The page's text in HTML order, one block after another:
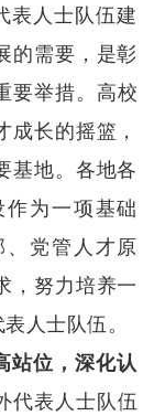
表人士队伍建
的需要，是彰
要举措。高校
长的摇篮，
基地。各地各
为一项基础
党管人才原
，努力培养一
人士队伍。
站位，深化认
代表人士队伍